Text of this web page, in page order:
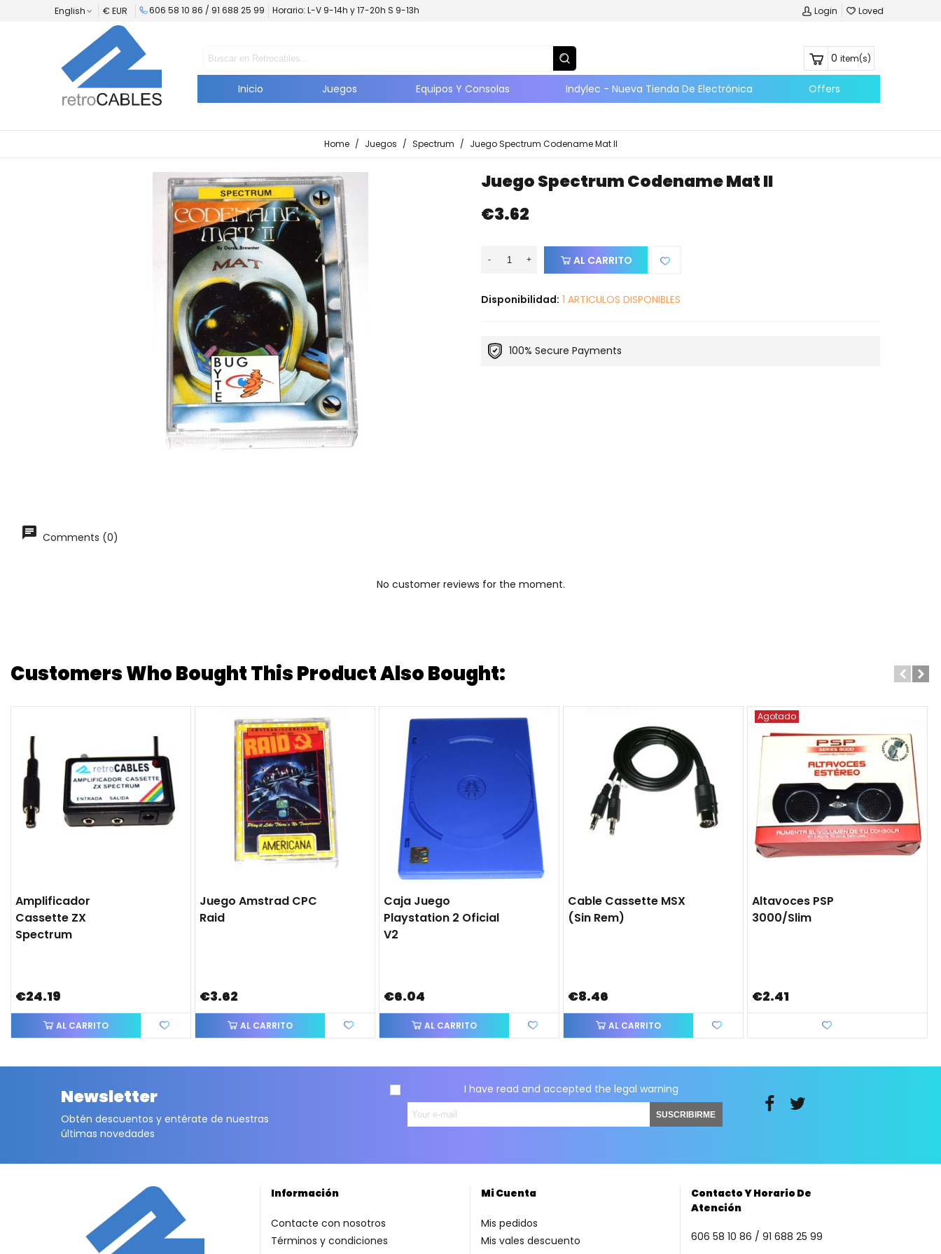
English € EUR 606 58 10 86 / 91 688 25 99 Horario: L-V 9-14h y 17-20h S 9-13h Login Loved
0 item(s)
Inicio Juegos Equipos Y Consolas Indylec - Nueva Tienda De Electrónica Offers
Home / Juegos / Spectrum / Juego Spectrum Codename Mat II
Juego Spectrum Codename Mat II
€3.62
- + AL CARRITO
Disponibilidad: 1 ARTICULOS DISPONIBLES
100% Secure Payments
Comments (0)
No customer reviews for the moment.
Customers Who Bought This Product Also Bought:
Amplificador
Cassette ZX
Spectrum
€24.19
AL CARRITO
Juego Amstrad CPC
Raid
€3.62
AL CARRITO
Caja Juego
Playstation 2 Oficial
V2
€6.04
AL CARRITO
Cable Cassette MSX
(sin Rem)
€8.46
AL CARRITO
Agotado
Altavoces PSP
3000/slim
€2.41
Newsletter
Obtén descuentos y entérate de nuestras
últimas novedades
I have read and accepted thelegal warning
SUSCRIBIRME
Contacto Y Horario De
Atención
606 58 10 86 / 91 688 25 99
Información
Contacte con nosotros
Términos y condiciones
Mi Cuenta
Mis pedidos
Mis vales descuento